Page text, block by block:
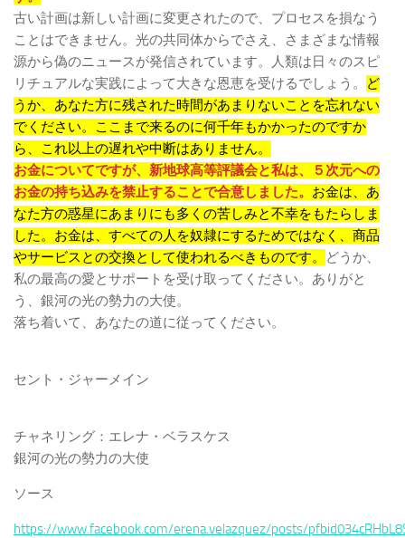
古い計画は新しい計画に変更されたので、プロセスを損なう
ことはできません。光の共同体からでさえ、さまざまな情報
源から偽のニュースが発信されています。人類は日々のスピ
リチュアルな実践によって大きな恩恵を受けるでしょう。
ど
うか、あなた方に残された時間があまりないことを忘れない
でください。ここまで来るのに何千年もかかったのですか
ら、これ以上の遅れや中断はありません。
お金についてですが、新地球高等評議会と私は、５次元への
お金の持ち込みを禁止することで合意しました。 お金は、あ
なた方の惑星にあまりにも多くの苦しみと不幸をもたらしま
した。お金は、すべての人を奴隷にするためではなく、商品
やサービスとの交換として使われるべきものです。
どうか、
私の最高の愛とサポートを受け取ってください。ありがと
う、銀河の光の勢力の大使。
落ち着いて、あなたの道に従ってください。
セント・ジャーメイン
チャネリング：エレナ・ベラスケス
銀河の光の勢力の大使
ソース
https://www.facebook.com/erena.velazquez/posts/